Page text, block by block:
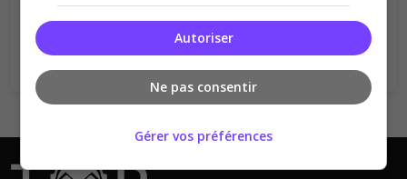
Se connecter S'inscrire
Autoriser
Ne pas consentir
Gérer vos préférences